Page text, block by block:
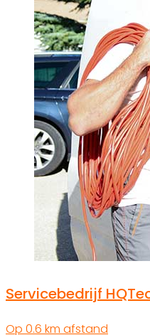
Servicebedrijf
Op 0.6 km afstand